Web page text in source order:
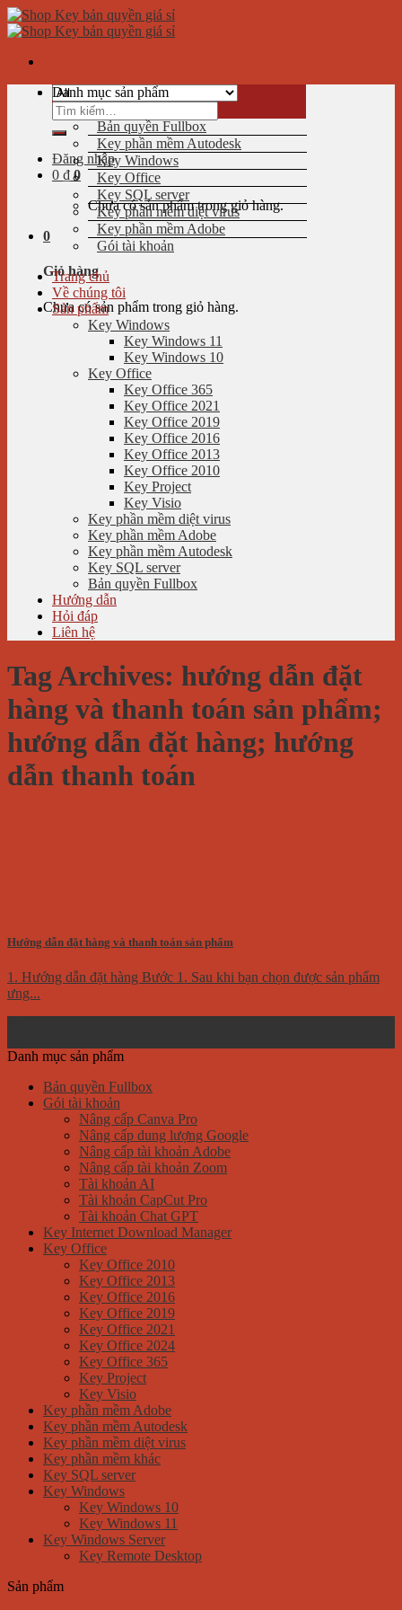
Skip
to
Tìm
kiếm:
Đăng nhập
0 ₫ 0
Chưa có sản phẩm trong giỏ hàng.
0
Giỏ hàng
Chưa có sản phẩm trong giỏ hàng.
Danh mục sản phẩm
Bản quyền Fullbox
Key phần mềm Autodesk
Key Windows
Key Office
Key SQL server
Key phần mềm diệt virus
Key phần mềm Adobe
Gói tài khoản
Trang chủ
Về chúng tôi
Sản phẩm
Key Windows
Key Windows 11
Key Windows 10
Key Office
Key Office 365
Key Office 2021
Key Office 2019
Key Office 2016
Key Office 2013
Key Office 2010
Key Project
Key Visio
Key phần mềm diệt virus
Key phần mềm Adobe
Key phần mềm Autodesk
Key SQL server
Bản quyền Fullbox
Hướng dẫn
Hỏi đáp
Liên hệ
Tag Archives: hướng dẫn đặt
hàng và thanh toán sản phẩm;
hướng dẫn đặt hàng; hướng
dẫn thanh toán
Hướng dẫn đặt hàng và thanh toán sản phẩm
1. Hướng dẫn đặt hàng Bước 1. Sau khi bạn chọn được sản phẩm
ưng...
Danh mục sản phẩm
Bản quyền Fullbox
Gói tài khoản
Nâng cấp Canva Pro
Nâng cấp dung lượng Google
Nâng cấp tài khoản Adobe
Nâng cấp tài khoản Zoom
Tài khoản AI
Tài khoản CapCut Pro
Tài khoản Chat GPT
Key Internet Download Manager
Key Office
Key Office 2010
Key Office 2013
Key Office 2016
Key Office 2019
Key Office 2021
Key Office 2024
Key Office 365
Key Project
Key Visio
Key phần mềm Adobe
Key phần mềm Autodesk
Key phần mềm diệt virus
Key phần mềm khác
Key SQL server
Key Windows
Key Windows 10
Key Windows 11
Key Windows Server
Key Remote Desktop
Sản phẩm